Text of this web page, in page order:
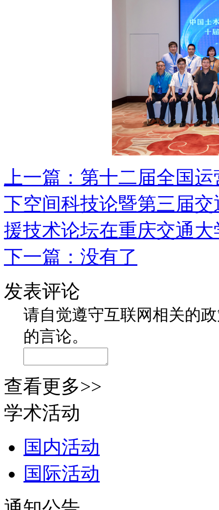
上一篇： 第十二届全国
下空间科技论暨第三届
援技术论坛在重庆交通
下一篇：没有了
发表评论
请自觉遵守互联网相关的
的言论。
查看更多>>
学术活动
国内活动
国际活动